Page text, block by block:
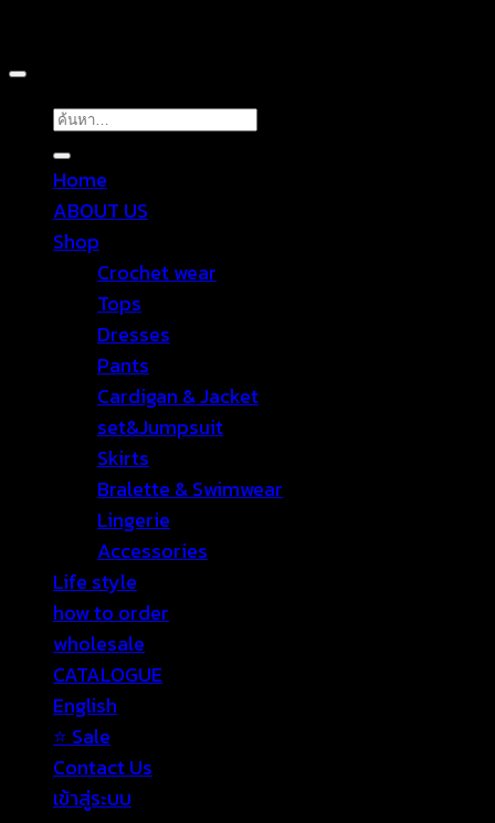
ค้นหา:
Home
ABOUT US
Shop
Crochet wear
Tops
Dresses
Pants
Cardigan & Jacket
set&Jumpsuit
Skirts
Bralette & Swimwear
Lingerie
Accessories
Life style
how to order
wholesale
CATALOGUE
English
Sale
Contact Us
เข้าสู่ระบบ